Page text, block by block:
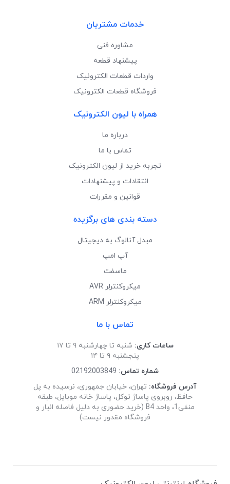
خدمات مشتریان
مشاوره فنی
پیشنهاد قطعه
واردات قطعات الکترونیک
فروشگاه قطعات الکترونیک
همراه با لیون الکترونیک
درباره ما
تماس با ما
تجربه خرید از لیون الکترونیک
انتقادات و پیشنهادات
قوانین و مقررات
دسته بندی های برگزیده
مبدل آنالوگ به دیجیتال
آپ امپ
ماسفت
میکروکنترلر AVR
میکروکنترلر ARM
تماس با ما
ساعات کاری: شنبه تا چهارشنبه ۹ تا ۱۷
پنجشنبه ۹ تا ۱۴
شماره تماس: 02192003849
آدرس فروشگاه: تهران، خیابان جمهوری، نرسیده به پل
حافظ، روبروی پاساژ توکل، پاساژ خانه موبایل، طبقه
منفی1، واحد B4 (خرید حضوری به دلیل فاصله انبار و
فروشگاه مقدور نیست)